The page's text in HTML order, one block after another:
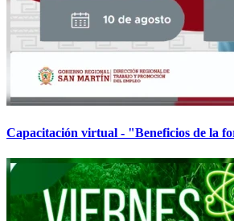
Capacitación virtual - "Beneficios de la